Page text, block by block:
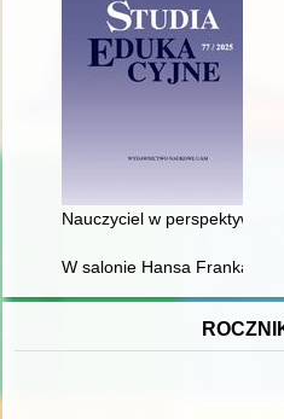
Nauczyciel w perspektywie
W salonie Hansa Franka :